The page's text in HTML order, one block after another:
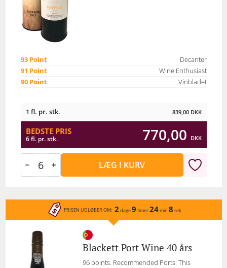
93 Point
Decanter
91 Point
Wine Enthusiast
90 Point
Vinbladet
1 fl. pr. stk. 839,00 DKK
BEDSTE PRIS
6 fl. pr. stk. 770,00 DKK
LÆG I KURV
PRISEN UDLØBER OM: 2 dage9 timer24min 8 sek
Blackett Port Wine 40 års
96 points. Recommended Ports: This